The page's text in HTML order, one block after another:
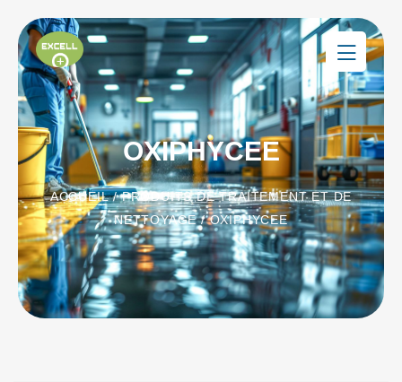
OXIPHYCEE
ACCUEIL/PRODUITS DE TRAITEMENT ET DE
NETTOYAGE/ OXIPHYCEE